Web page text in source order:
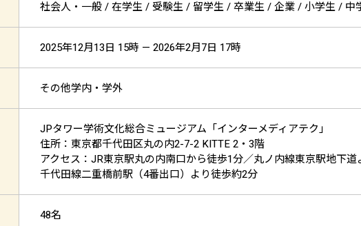
社会人・一般 / 在学生 / 受験生 / 留学生 / 卒業生 / 企業 / 小学生 / 中
2025年12月13日 15時 — 2026年2月7日 17時
その他学内・学外
JPタワー学術文化総合ミュージアム「インターメディアテク」
住所：東京都千代田区丸の内2-7-2 KITTE 2・3階
アクセス：JR東京駅丸の内南口から徒歩1分／丸ノ内線東京駅地下道
千代田線二重橋前駅（4番出口）より徒歩約2分
48名